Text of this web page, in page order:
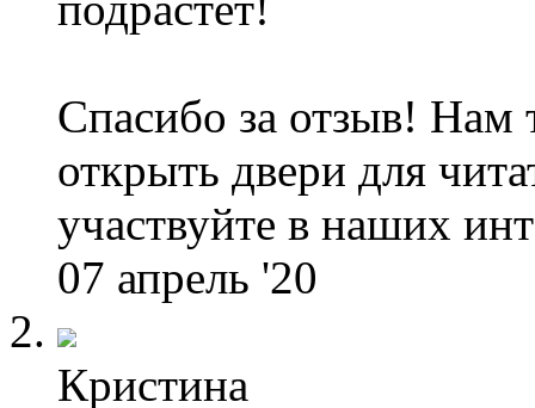
Спасибо за отзыв! Нам
открыть двери для
участвуйте в наших
07 апрель '20
Кристина